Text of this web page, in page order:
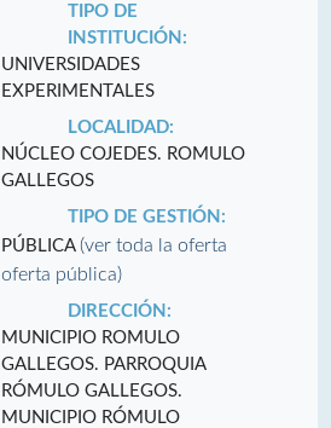
TIPO DE
INSTITUCIÓN:
UNIVERSIDADES
EXPERIMENTALES
LOCALIDAD:
NÚCLEO COJEDES. ROMULO
GALLEGOS
TIPO DE GESTIÓN:
PÚBLICA (ver toda la oferta
oferta pública)
DIRECCIÓN:
MUNICIPIO ROMULO
GALLEGOS. PARROQUIA
RÓMULO GALLEGOS.
MUNICIPIO RÓMULO